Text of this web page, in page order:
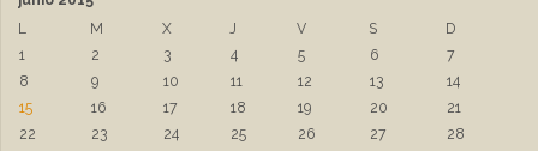
L
M X J V S
D
1
2 3 4 5 6
7
8
9 10 11 12 13
14
15
16 17 18 19 20
21
22
23 24 25 26 27
28